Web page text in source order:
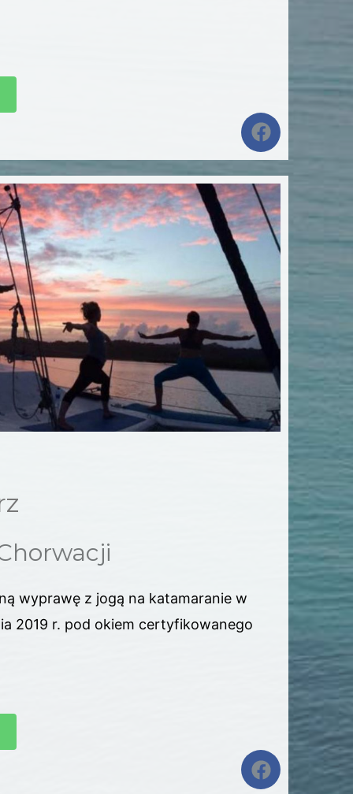
wyprawę z jogą na katamaranie w
2019 r. pod okiem certyfikowanego